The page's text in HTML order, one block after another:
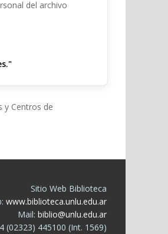
del archivo
y Centros de
Sitio Web Biblioteca
www.biblioteca.unlu.edu.ar
Mail: biblio@unlu.edu.ar
(02323) 445100 (Int. 1569)